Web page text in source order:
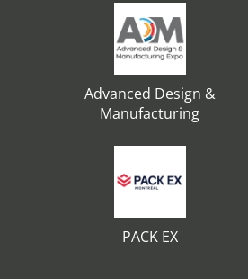
Advanced Design &
Manufacturing
PACK EX